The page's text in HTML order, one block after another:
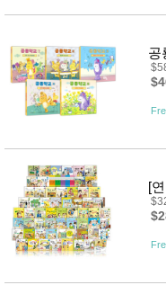
식
품
즉석가
공식품
쌀/잡곡/
면류
양념/소
건조식
품
농산품
아
놀이방
매트
DVD
유아 보
드(칠
공
[